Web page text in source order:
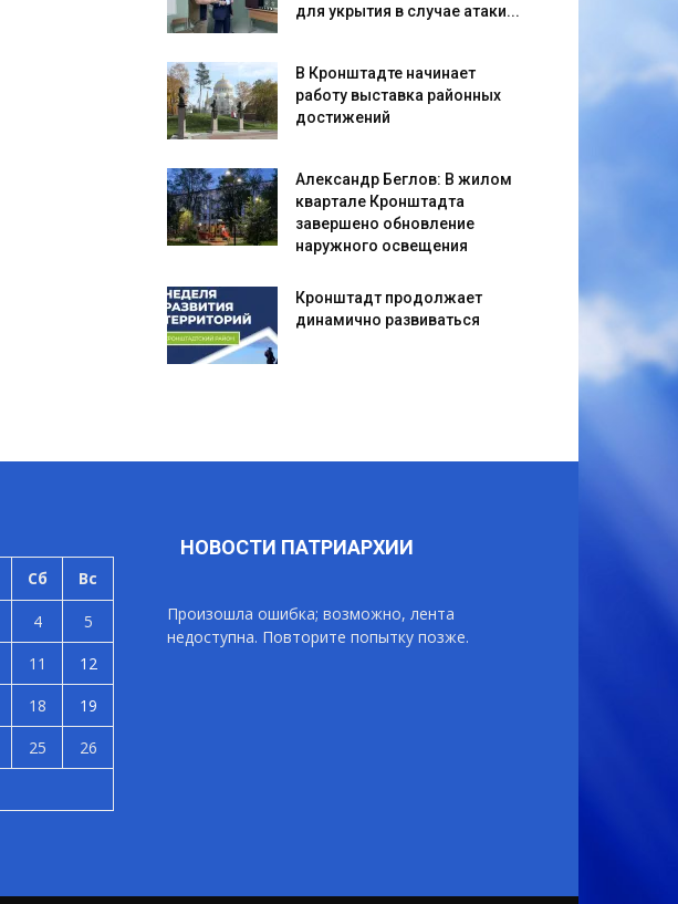
для укрытия в случае атаки...
В Кронштадте начинает
работу выставка районных
достижений
Александр Беглов: В жилом
квартале Кронштадта
завершено обновление
наружного освещения
Кронштадт продолжает
динамично развиваться
Сб Вс
4
5
11
12
18
19
25
26
НОВОСТИ ПАТРИАРХИИ
Произошла ошибка; возможно, лента
недоступна. Повторите попытку позже.